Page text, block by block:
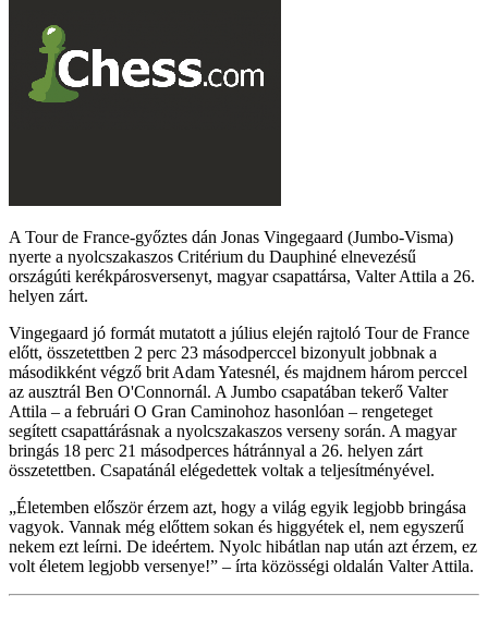
A Tour de France-győztes dán Jonas Vingegaard (Jumbo-Visma)
nyerte a nyolcszakaszos Critérium du Dauphiné elnevezésű
országúti kerékpárosversenyt, magyar csapattársa, Valter Attila a 26.
helyen zárt.
Vingegaard jó formát mutatott a július elején rajtoló Tour de France
előtt, összetettben 2 perc 23 másodperccel bizonyult jobbnak a
másodikként végző brit Adam Yatesnél, és majdnem három perccel
az ausztrál Ben O'Connornál. A Jumbo csapatában tekerő Valter
Attila – a februári O Gran Caminohoz hasonlóan – rengeteget
segített csapattárásnak a nyolcszakaszos verseny során. A magyar
bringás 18 perc 21 másodperces hátránnyal a 26. helyen zárt
összetettben. Csapatánál elégedettek voltak a teljesítményével.
Életemben először érzem azt, hogy a világ egyik legjobb bringása
vagyok. Vannak még előttem sokan és higgyétek el, nem egyszerű
nekem ezt leírni. De ideértem. Nyolc hibátlan nap után azt érzem, ez
volt életem legjobb versenye!
– írta közösségi oldalán Valter Attila.